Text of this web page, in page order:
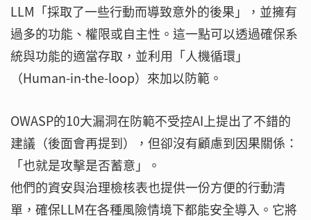
LLM「採取了一些行動而導致意外的後果」，並擁有
過多的功能、權限或自主性。這一點可以透過確保系
統與功能的適當存取，並利用「人機循環」
（Human-in-the-loop）來加以防範。
OWASP的10大漏洞在防範不受控AI上提出了不錯的
建議（後面會再提到），但卻沒有顧慮到因果關係：
「也就是攻擊是否蓄意」。
他們的資安與治理檢核表也提供一份方便的行動清
單，確保LLM在各種風險情境下都能安全導入。它將